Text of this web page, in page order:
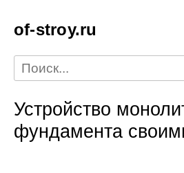
of-stroy.ru
Устройство
фундамента